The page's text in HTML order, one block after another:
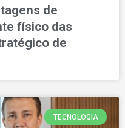
de
físico das
de
TECNOLOGIA